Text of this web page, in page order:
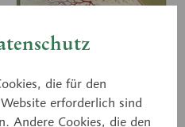
die für den
erforderlich sind
Andere Cookies, die den